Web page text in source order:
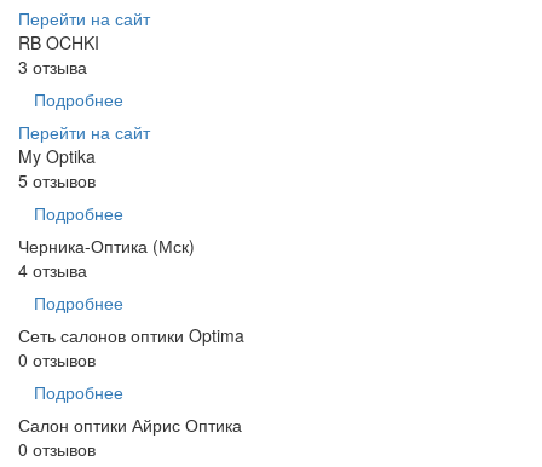
Перейти на сайт
RB OCHKI
3 отзыва
Подробнее
Перейти на сайт
My Optika
5 отзывов
Подробнее
Черника-Оптика (Мск)
4 отзыва
Подробнее
Сеть салонов оптики Optima
0 отзывов
Подробнее
Салон оптики Айрис Оптика
0 отзывов